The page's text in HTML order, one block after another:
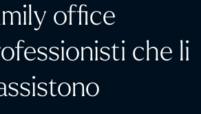
office
che li